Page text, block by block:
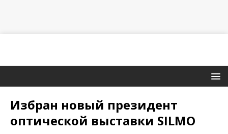
Избран новый президент
оптической выставки SILMO